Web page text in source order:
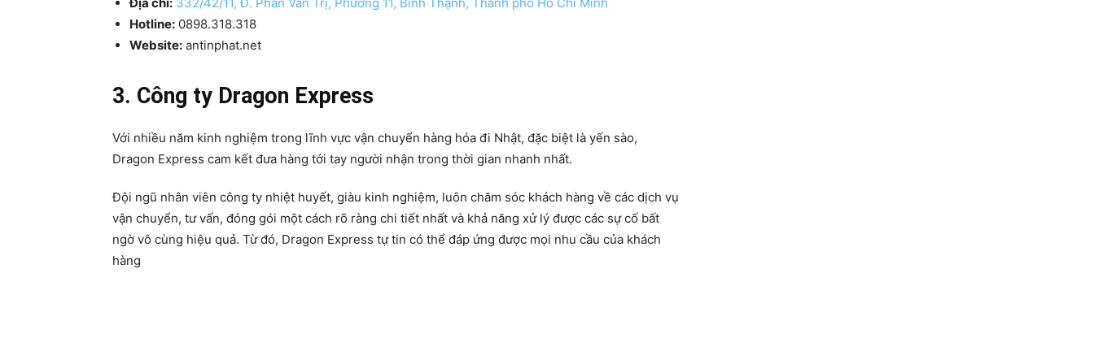
Hotline: 0898.318.318
Website: antinphat.net
3. Công ty Dragon Express
Với nhiều năm kinh nghiệm trong lĩnh vực vận chuyển hàng hóa đi Nhật, đặc biệt là yến sào,
Dragon Express cam kết đưa hàng tới tay người nhận trong thời gian nhanh nhất.
Đội ngũ nhân viên công ty nhiệt huyết, giàu kinh nghiệm, luôn chăm sóc khách hàng về các dịch vụ
vận chuyển, tư vấn, đóng gói một cách rõ ràng chi tiết nhất và khả năng xử lý được các sự cố bất
ngờ vô cùng hiệu quả. Từ đó, Dragon Express tự tin có thể đáp ứng được mọi nhu cầu của khách
hàng